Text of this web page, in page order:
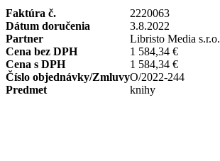
Faktúra č.
2220063
Dátum doručenia
3.8.2022
Partner
Libristo Media s.r.o.
Cena bez DPH
1 584,34 €
Cena s DPH
1 584,34 €
Číslo objednávky/ZmluvyO/2022-244
Predmet
knihy